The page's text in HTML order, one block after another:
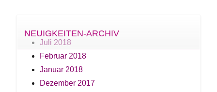
NEUIGKEITEN-ARCHIV
Juli 2018
Februar 2018
Januar 2018
Dezember 2017